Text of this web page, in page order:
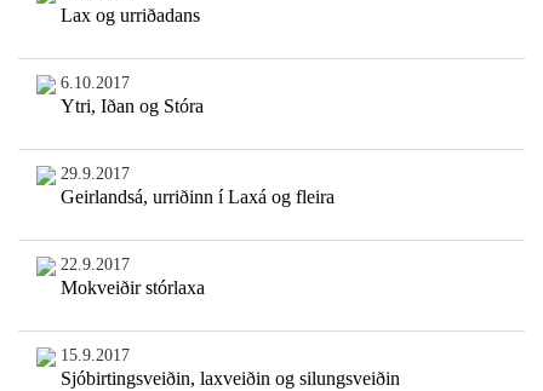
Lax og urriðadans
6.10.2017
Ytri, Iðan og Stóra
29.9.2017
Geirlandsá, urriðinn í Laxá og fleira
22.9.2017
Mokveiðir stórlaxa
15.9.2017
Sjóbirtingsveiðin, laxveiðin og silungsveiðin